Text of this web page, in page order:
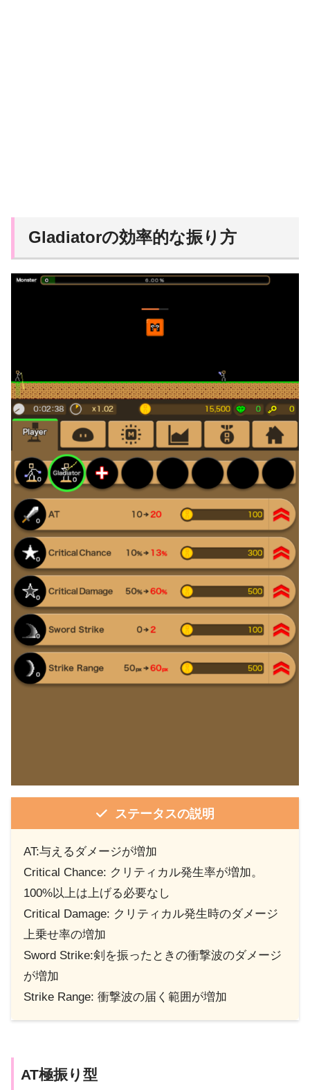
Gladiatorの効率的な振り方
ステータスの説明
AT:与えるダメージが増加
Critical Chance: クリティカル発生率が増加。
100%以上は上げる必要なし
Critical Damage: クリティカル発生時のダメージ
上乗せ率の増加
Sword Strike:剣を振ったときの衝撃波のダメージ
が増加
Strike Range: 衝撃波の届く範囲が増加
AT極振り型